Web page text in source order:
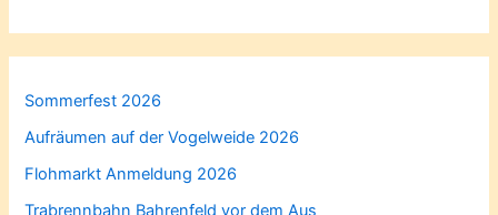
Sommerfest 2026
Aufräumen auf der Vogelweide 2026
Flohmarkt Anmeldung 2026
Trabrennbahn Bahrenfeld vor dem Aus